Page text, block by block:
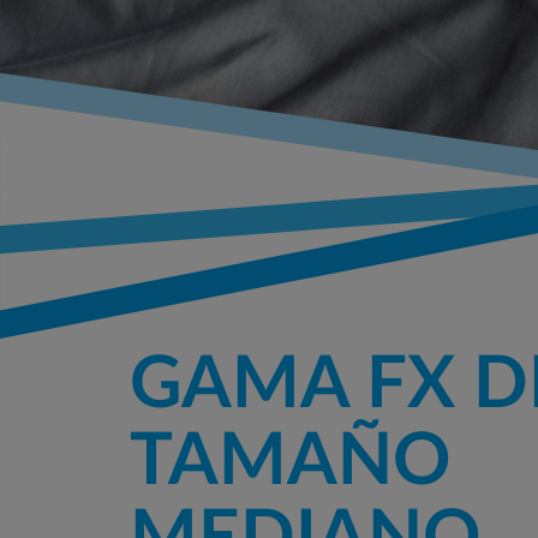
GAMA FX
TAMAÑO